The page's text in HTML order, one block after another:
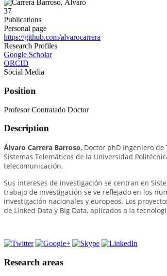
37
Publications
Personal page
https://github.com/alvarocarrera
Research Profiles
Google Scholar
ORCID
Social Media
Position
Profesor Contratado Doctor
Description
Álvaro Carrera Barroso, Doctor phD Ingeniero
Sistemas Telemáticos de la Universidad
telecomunicación.
Sus intereses de investigación se centran en
trabajo de investigación se ve reflejado en los
investigación nacionales y europeos. Los
de Linked Data y Big Data, aplicados a la
Research areas